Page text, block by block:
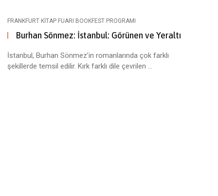
FRANKFURT KITAP FUARI BOOKFEST PROGRAMI
Burhan Sönmez: İstanbul: Görünen ve Yeraltı
İstanbul, Burhan Sönmez’in romanlarında çok farklı
şekillerde temsil edilir. Kırk farklı dile çevrilen ...